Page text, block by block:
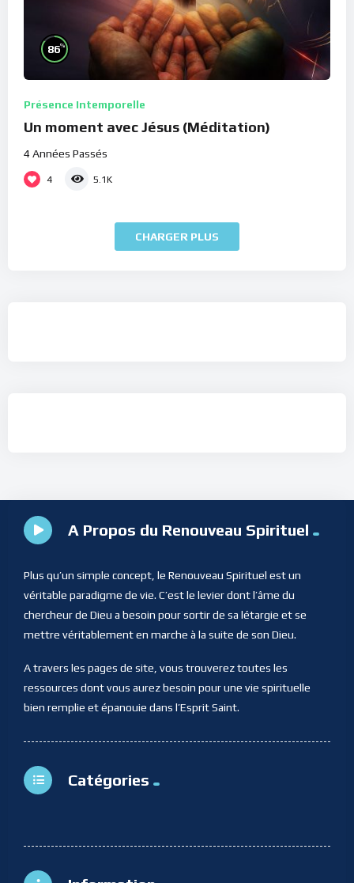
86%
Présence Intemporelle
Un moment avec Jésus (Méditation)
4 Années Passés
4 5.1K
CHARGER PLUS
A Propos du Renouveau Spirituel
Plus qu’un simple concept, le Renouveau Spirituel est un
véritable paradigme de vie. C’est le levier dont l’âme du
chercheur de Dieu a besoin pour sortir de sa létargie et se
mettre véritablement en marche à la suite de son Dieu.
A travers les pages de site, vous trouverez toutes les
ressources dont vous aurez besoin pour une vie spirituelle
bien remplie et épanouie dans l’Esprit Saint.
Catégories